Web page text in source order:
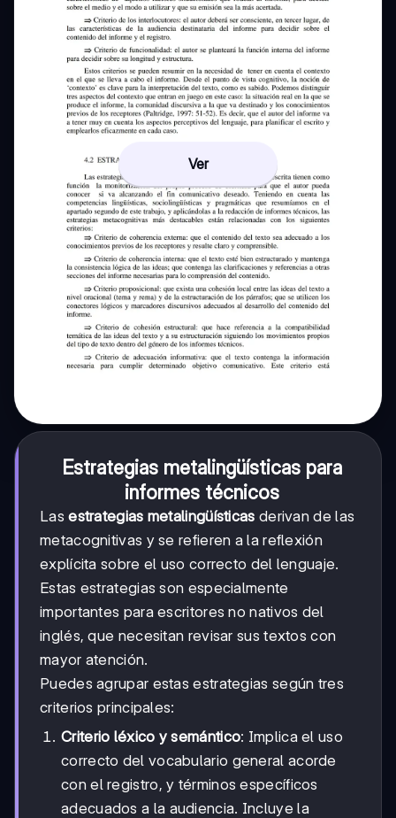
Ver
Estrategias metalingüísticas para
informes técnicos
Lasestrategias metalingüísticas derivan de las
metacognitivas y se refieren a la reflexión
explícita sobre el uso correcto del lenguaje.
Estas estrategias son especialmente
importantes para escritores no nativos del
inglés, que necesitan revisar sus textos con
mayor atención.
Puedes agrupar estas estrategias según tres
criterios principales:
Criterio léxico y semántico: Implica el uso
correcto del vocabulario general acorde
con el registro, y términos específicos
adecuados a la audiencia. Incluye la